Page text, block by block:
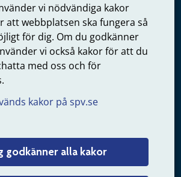
vi nödvändiga kakor
att webbplatsen ska fungera så
för dig. Om du godkänner
vi också kakor för att du
med oss och för
kakor på spv.se
godkänner alla kakor
av tjänstepension från statlig
skicka mejl till oss